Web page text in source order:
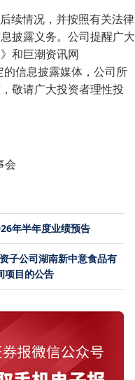
续情况，并按照有关法律
披露义务。公司提醒广大
和巨潮资讯网
信息披露媒体，公司所
敬请广大投资者理性投
会
年半年度业绩预告
子公司湖南新中意食品有
项目的公告